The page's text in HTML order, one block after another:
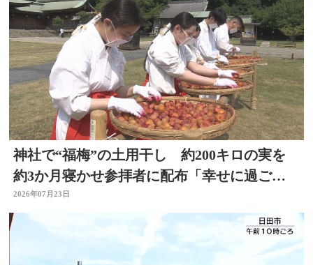
神社で“福梅”の土用干し 約200キロの実を
約3か月寝かせ参拝者に配布「幸せに過ごせ
るように」大分
2026年07月23日